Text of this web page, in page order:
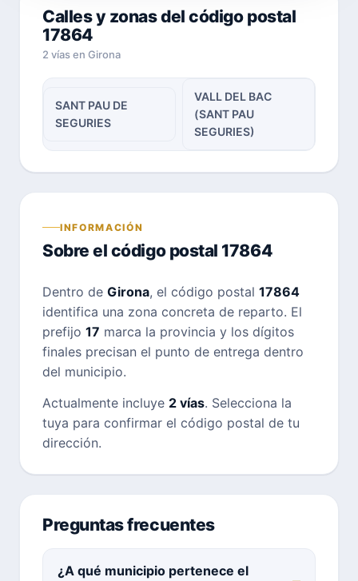
Calles y zonas del código postal
17864
2 vías en Girona
SANT PAU DE
SEGURIES
VALL DEL BAC
(SANT PAU
SEGURIES)
INFORMACIÓN
Sobre el código postal 17864
Dentro de Girona, el código postal 17864
identifica una zona concreta de reparto. El
prefijo 17 marca la provincia y los dígitos
finales precisan el punto de entrega dentro
del municipio.
Actualmente incluye 2 vías. Selecciona la
tuya para confirmar el código postal de tu
dirección.
Preguntas frecuentes
¿A qué municipio pertenece el